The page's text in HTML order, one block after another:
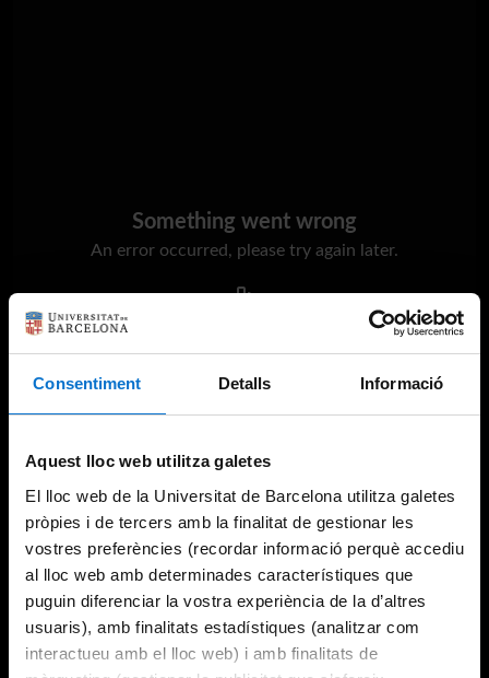
Consentiment Detalls Informació
Aquest lloc web utilitza galetes
El lloc web de la Universitat de Barcelona utilitza galetes
pròpies i de tercers amb la finalitat de gestionar les
vostres preferències (recordar informació perquè accediu
al lloc web amb determinades característiques que
puguin diferenciar la vostra experiència de la d’altres
usuaris), amb finalitats estadístiques (analitzar com
interactueu amb el lloc web) i amb finalitats de
Something went wrong
An error occurred, please try again later.